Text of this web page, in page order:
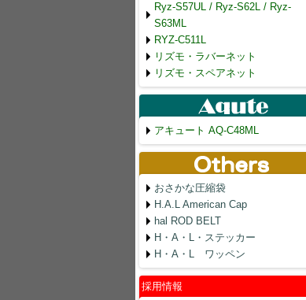
Ryz-S57UL / Ryz-S62L / Ryz-
S63ML
RYZ-C511L
リズモ・ラバーネット
リズモ・スペアネット
アキュート AQ-C48ML
おさかな圧縮袋
H.A.L American Cap
hal ROD BELT
H・A・L・ステッカー
H・A・L ワッペン
採用情報